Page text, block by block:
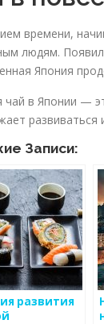
времени,
людям.
Япония
чай в Японии —
Записи:
развития